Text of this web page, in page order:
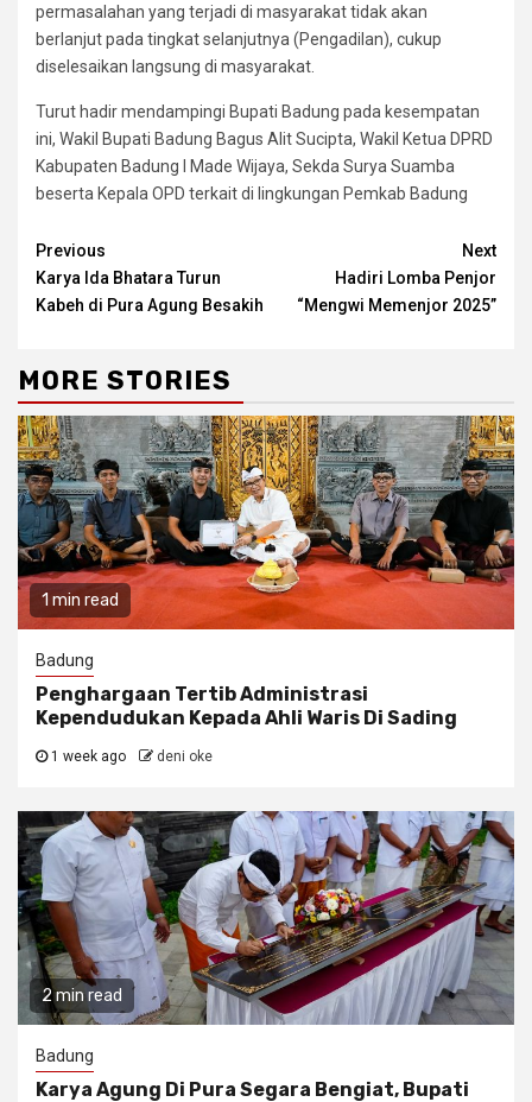
permasalahan yang terjadi di masyarakat tidak akan
berlanjut pada tingkat selanjutnya (Pengadilan), cukup
diselesaikan langsung di masyarakat.
Turut hadir mendampingi Bupati Badung pada kesempatan
ini, Wakil Bupati Badung Bagus Alit Sucipta, Wakil Ketua DPRD
Kabupaten Badung I Made Wijaya, Sekda Surya Suamba
beserta Kepala OPD terkait di lingkungan Pemkab Badung
Continue
Reading
Previous
Karya Ida Bhatara Turun
Kabeh di Pura Agung Besakih
Next
Hadiri Lomba Penjor
“Mengwi Memenjor 2025”
MORE STORIES
1 min read
Badung
Penghargaan Tertib Administrasi
Kependudukan Kepada Ahli Waris Di Sading
1 week ago deni oke
2 min read
Badung
Karya Agung Di Pura Segara Bengiat, Bupati